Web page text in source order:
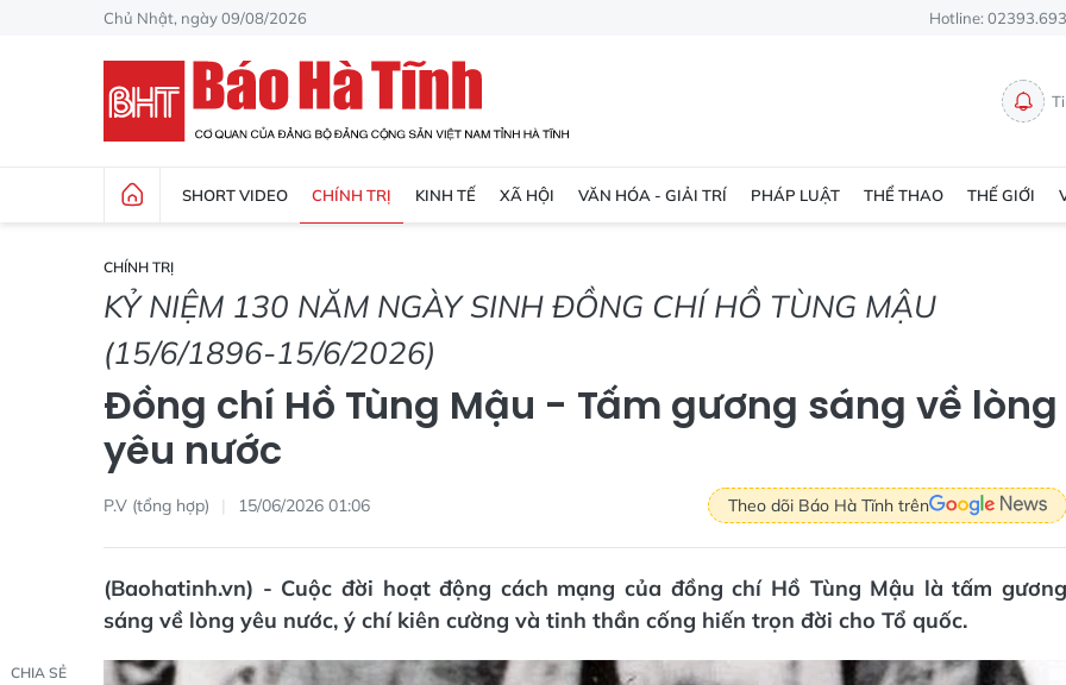
Chủ Nhật, ngày 09/08/2026 Hotline:
SHORT VIDEO CHÍNH TRỊ KINH TẾ XÃ HỘI VĂN HÓA - GIẢI TRÍ PHÁP LUẬT THỂ THAO THẾ GIỚI
CHÍNH TRỊ
KỶ NIỆM 130 NĂM NGÀY SINH ĐỒNG CHÍ HỒ TÙNG MẬU
(15/6/1896-15/6/2026)
Đồng chí Hồ Tùng Mậu - Tấm gương sáng về lòng
yêu nước
P.V (tổng hợp) 15/06/2026 01:06 Theo dõi Báo Hà Tĩnh trên
(Baohatinh.vn) - Cuộc đời hoạt động cách mạng của đồng chí Hồ Tùng Mậu là tấm gương
sáng về lòng yêu nước, ý chí kiên cường và tinh thần cống hiến trọn đời cho Tổ quốc.
CHIA SẺ